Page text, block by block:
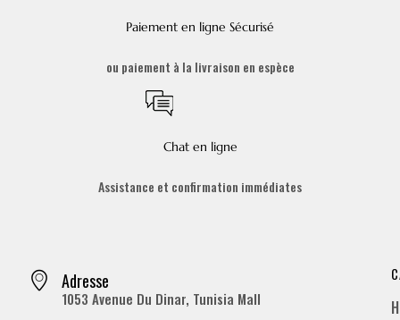
Paiement en ligne Sécurisé
ou paiement à la livraison en espèce
Chat en ligne
Assistance et confirmation immédiates
Adresse
1053 Avenue Du Dinar, Tunisia Mall